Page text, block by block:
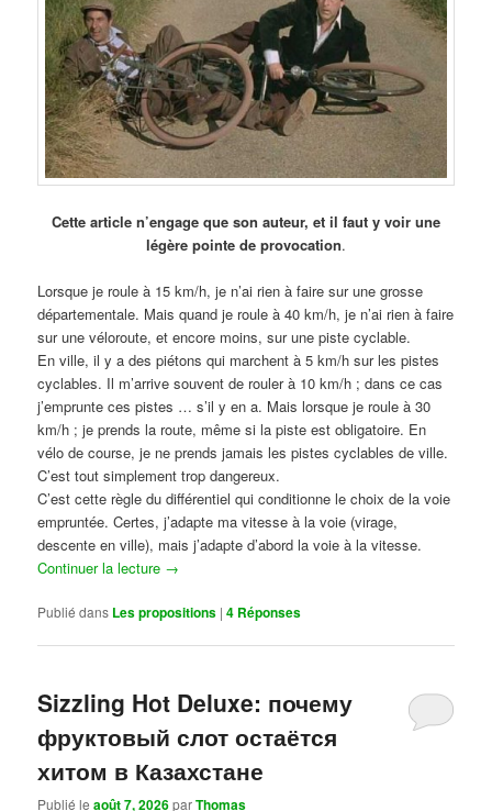
Cette article n’engage que son auteur, et il faut y voir une
légère pointe de provocation.
Lorsque je roule à 15 km/h, je n’ai rien à faire sur une grosse
départementale. Mais quand je roule à 40 km/h, je n’ai rien à faire
sur une véloroute, et encore moins, sur une piste cyclable.
En ville, il y a des piétons qui marchent à 5 km/h sur les pistes
cyclables. Il m’arrive souvent de rouler à 10 km/h ; dans ce cas
j’emprunte ces pistes … s’il y en a. Mais lorsque je roule à 30
km/h ; je prends la route, même si la piste est obligatoire. En
vélo de course, je ne prends jamais les pistes cyclables de ville.
C’est tout simplement trop dangereux.
C’est cette règle du différentiel qui conditionne le choix de la voie
empruntée. Certes, j’adapte ma vitesse à la voie (virage,
descente en ville), mais j’adapte d’abord la voie à la vitesse.
Continuer la lecture →
Publié dans Les propositions |4 Réponses
Sizzling Hot Deluxe: почему
фруктовый слот остаётся
хитом в Казахстане
Publié leaoût 7, 2026parThomas